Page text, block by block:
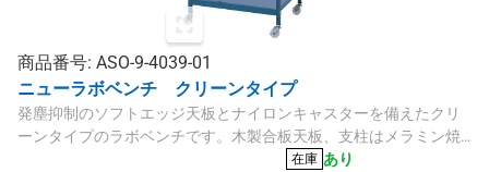
商品番号: ASO-9-4039-01
ニューラボベンチ クリーンタイプ
発塵抑制のソフトエッジ天板とナイロンキャスターを備えたクリ
ーンタイプのラボベンチです。木製合板天板、支柱はメラミン焼
付スチール製で、耐荷重約20kg、棚間隔は585mmです。
在庫 あり